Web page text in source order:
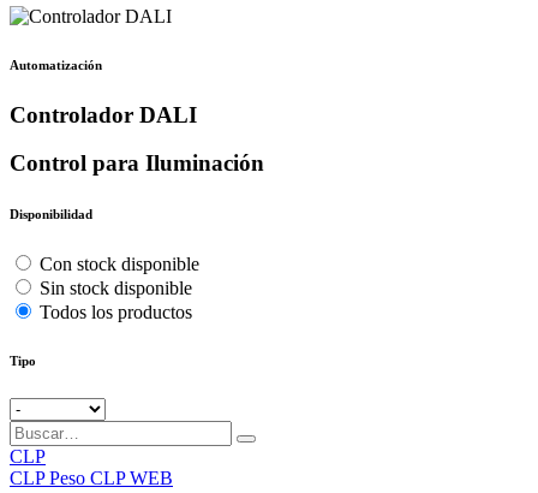
Automatización
Controlador DALI
Control para Iluminación
Disponibilidad
Con stock disponible
Sin stock disponible
Todos los productos
Tipo
CLP
CLP Peso CLP WEB